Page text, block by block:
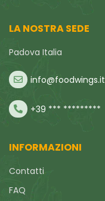
LA NOSTRA SEDE
Padova Italia
info@foodwings.it
+39 *** *********
INFORMAZIONI
Contatti
FAQ